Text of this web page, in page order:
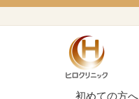
初めての方へ